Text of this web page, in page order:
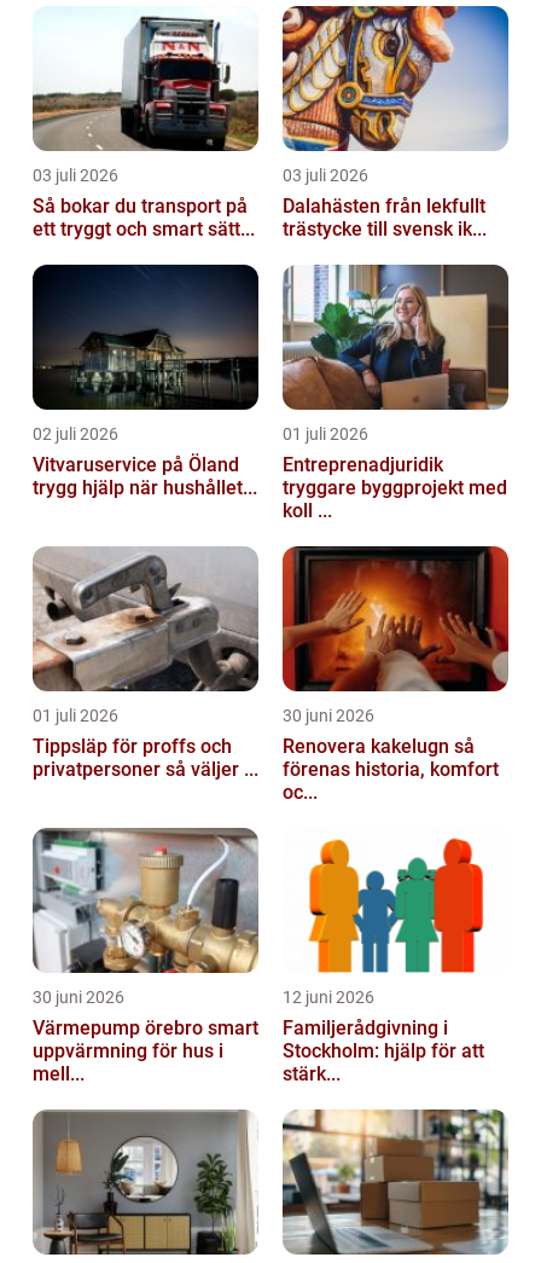
03 juli 2026
Så bokar du transport på
ett tryggt och smart sätt...
03 juli 2026
Dalahästen från lekfullt
trästycke till svensk ik...
02 juli 2026
Vitvaruservice på Öland
trygg hjälp när hushållet...
01 juli 2026
Entreprenadjuridik
tryggare byggprojekt med
koll ...
01 juli 2026
Tippsläp för proffs och
privatpersoner så väljer ...
30 juni 2026
Renovera kakelugn så
förenas historia, komfort
oc...
30 juni 2026
Värmepump örebro smart
uppvärmning för hus i
mell...
12 juni 2026
Familjerådgivning i
Stockholm: hjälp för att
stärk...